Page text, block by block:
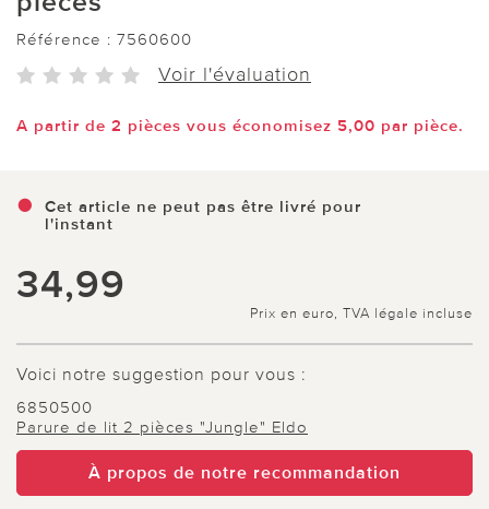
Référence : 7560600
Voir l'évaluation
A partir de 2 pièces vous économisez 5,00 par pièce.
Cet article ne peut pas être livré pour
l'instant
34,99
Prix en euro, TVA légale incluse
Voici notre suggestion pour vous :
6850500
Parure de lit 2 pièces "Jungle" Eldo
À propos de notre recommandation